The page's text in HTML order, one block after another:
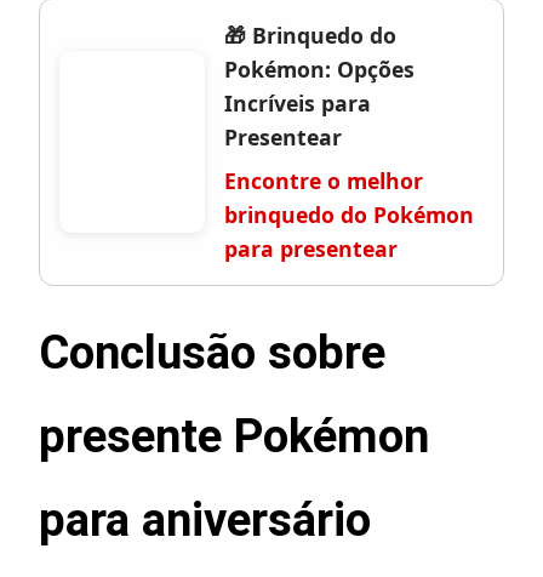
🎁 Brinquedo do
Pokémon: Opções
Incríveis para
Presentear
Encontre o melhor
brinquedo do Pokémon
para presentear
Conclusão sobre
presente Pokémon
para aniversário